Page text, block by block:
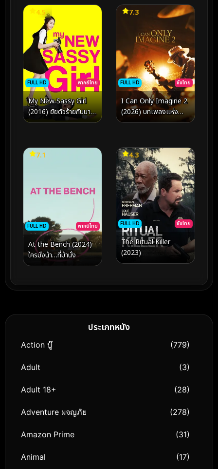
FULL HD พากย์ไทย
4.5
My New Sassy Girl
(2016) ยัยตัวร้ายกับนาย
เจี๋ยมเจี้ยม 2
FULL HD ซับไทย
7.3
I Can Only Imagine 2
(2026) บทเพลงแห่ง
ศรัทธา 2​
FULL HD พากย์ไทย
7.1
At the Bench (2024)
ใครมั่งน้า…ที่ม้านั่ง
FULL HD ซับไทย
4.3
The Ritual Killer
(2023)
ประเภทหนัง
Action บู๊ (779)
Adult (3)
Adult 18+ (28)
Adventure ผจญภัย (278)
Amazon Prime (31)
Animal (17)